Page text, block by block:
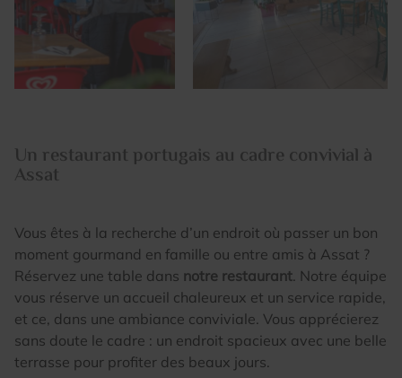
Cuisine traditionnelle portugaise
Parc D'Activités Clément Ader64510 ASSAT
09 70 35 15 42
Appel non surtaxé
Un restaurant portugais au cadre convivial à
Assat
Vous êtes à la recherche d’un endroit où passer un bon
moment gourmand en famille ou entre amis à Assat ?
Réservez une table dans notre restaurant . Notre équipe
vous réserve un accueil chaleureux et un service rapide,
et ce, dans une ambiance conviviale. Vous apprécierez
sans doute le cadre : un endroit spacieux avec une belle
terrasse pour profiter des beaux jours.